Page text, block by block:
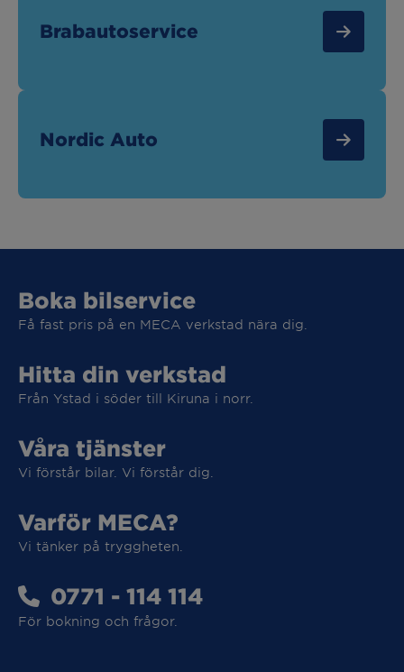
Vi tar hand om din elbil
Brabautoservice
Nordic Auto
Boka bilservice
Få fast pris på en MECA verkstad nära dig.
Hitta din verkstad
Från Ystad i söder till Kiruna i norr.
Våra tjänster
Vi förstår bilar. Vi förstår dig.
Varför MECA?
Vi tänker på tryggheten.
0771 - 114 114
För bokning och frågor.